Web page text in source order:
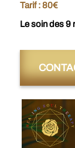
Tarif : 80€
Le soin des 9